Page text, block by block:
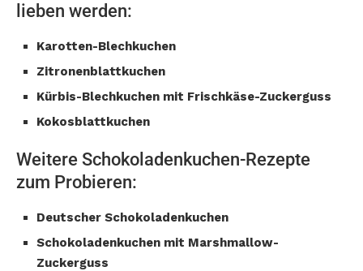
lieben werden:
Karotten-Blechkuchen
Zitronenblattkuchen
Kürbis-Blechkuchen mit Frischkäse-Zuckerguss
Kokosblattkuchen
Weitere Schokoladenkuchen-Rezepte
zum Probieren:
Deutscher Schokoladenkuchen
Schokoladenkuchen mit Marshmallow-
Zuckerguss